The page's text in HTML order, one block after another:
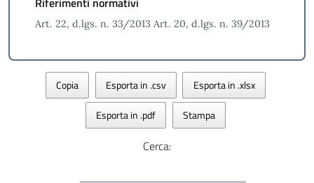
Art. 22, d.lgs. n. 33/2013 Art. 20, d.lgs. n. 39/2013
Copia Esporta in .csv Esporta in .xlsx
Esporta in .pdf Stampa
Cerca: